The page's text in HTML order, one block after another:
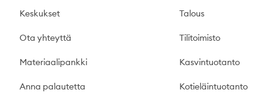
Keskukset
Ota yhteyttä
Materiaalipankki
Anna palautetta
Talous
Tilitoimisto
Kasvintuotanto
Kotieläintuotanto